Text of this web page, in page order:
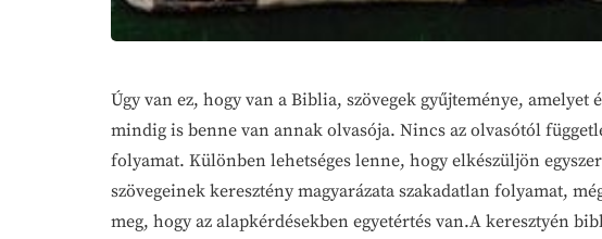
Úgy van ez, hogy van a Biblia, szövegek gyűjteménye,
mindig is benne van annak olvasója. Nincs az olvasótól
folyamat. Különben lehetséges lenne, hogy elkészüljön
szövegeinek keresztény magyarázata szakadatlan folyamat,
meg, hogy az alapkérdésekben egyetértés van.A keresztyén